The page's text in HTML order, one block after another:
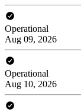
Operational
Aug 09, 2026
Operational
Aug 10, 2026